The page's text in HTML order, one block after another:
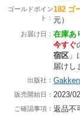
ゴールドポイン
ト：
182 ゴ
元）
お届け日： 在庫あ
今すぐ
宿区 」
届けし
出版社： Gakken
販売開始日： 2023/
ご確認事項： 返品不